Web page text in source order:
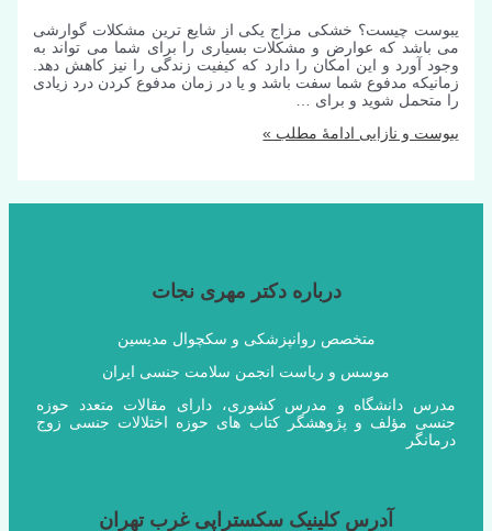
یبوست چیست؟ خشکی مزاج یکی از شایع ترین مشکلات گوارشی
می باشد که عوارض و مشکلات بسیاری را برای شما می تواند به
وجود آورد و این امکان را دارد که کیفیت زندگی را نیز کاهش دهد.
زمانیکه مدفوع شما سفت باشد و یا در زمان مدفوع کردن درد زیادی
را متحمل شوید و برای …
یبوست و نازایی ادامۀ مطلب »
درباره دکتر مهری نجات
متخصص روانپزشکی و سکچوال مدیسین
موسس و ریاست انجمن سلامت جنسی ایران
مدرس دانشگاه و مدرس کشوری، دارای مقالات متعدد حوزه
جنسی مؤلف و پژوهشگر کتاب های حوزه اختلالات جنسی زوج
درمانگر
آدرس کلینیک سکستراپی غرب تهران